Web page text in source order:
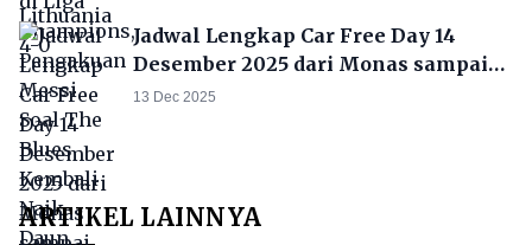
Jadwal Lengkap Car Free Day 14
Desember 2025 dari Monas sampai
Senayan
13 Dec 2025
ARTIKEL LAINNYA